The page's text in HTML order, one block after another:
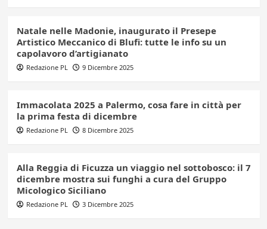
Natale nelle Madonie, inaugurato il Presepe
Artistico Meccanico di Blufi: tutte le info su un
capolavoro d’artigianato
Redazione PL 9 Dicembre 2025
Immacolata 2025 a Palermo, cosa fare in città per
la prima festa di dicembre
Redazione PL 8 Dicembre 2025
Alla Reggia di Ficuzza un viaggio nel sottobosco: il 7
dicembre mostra sui funghi a cura del Gruppo
Micologico Siciliano
Redazione PL 3 Dicembre 2025